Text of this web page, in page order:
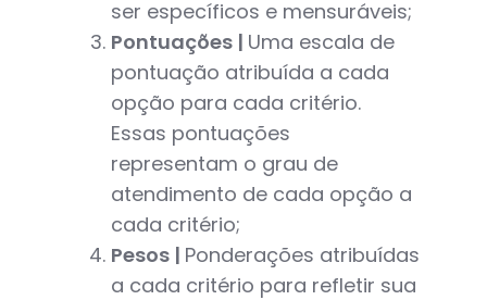
ser específicos e mensuráveis;
Pontuações | Uma escala de
pontuação atribuída a cada
opção para cada critério.
Essas pontuações
representam o grau de
atendimento de cada opção a
cada critério;
Pesos | Ponderações atribuídas
a cada critério para refletir sua